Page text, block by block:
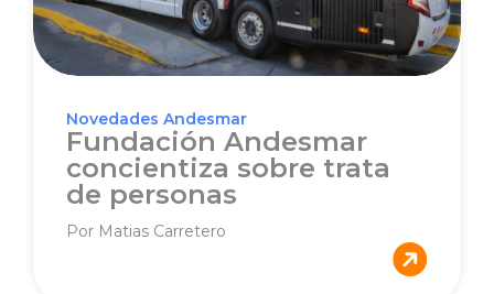
Novedades Andesmar
Fundación Andesmar
concientiza sobre trata
de personas
Por Matias Carretero